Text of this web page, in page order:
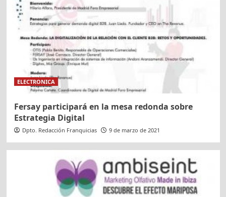
ELECTRONICA
Fersay participará en la mesa redonda sobre
Estrategia Digital
Dpto. Redacción Franquicias 9 de marzo de 2021